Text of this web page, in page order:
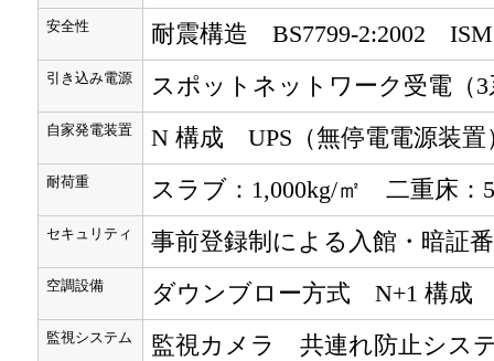
安全性 耐震構造 BS7799-2:2002
引き込み電源 スポットネットワーク受電（3
自家発電装置 N 構成 UPS（無停電電源装置
耐荷重 スラブ：1,000kg/㎡ 二重床：
セキュリティ 事前登録制による入館・暗証
空調設備 ダウンブロー方式 N+1 構成
監視システム 監視カメラ 共連れ防止シス